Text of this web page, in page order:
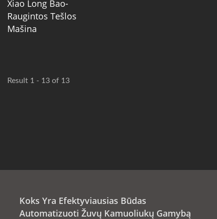
Xiao Long Bao-
Raugintos Tešlos
Mašina
Result 1 - 13 of 13
Koks Yra Efektyviausias Būdas
Automatizuoti Žuvų Kamuoliukų Gamybą